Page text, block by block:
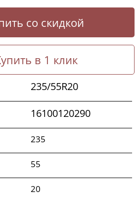
со скидкой
в 1 клик
235/55R20
16100120290
235
55
20